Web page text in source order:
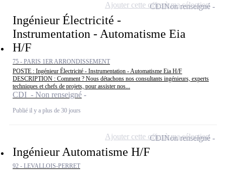
Ingénieur Électricité -
Instrumentation - Automatisme Eia
H/F
75 - PARIS 1ER ARRONDISSEMENT
POSTE : Ingénieur Électricité - Instrumentation - Automatisme Eia H/F
DESCRIPTION : Comment ? Nous détachons nos consultants ingénieurs, experts
techniques et chefs de projets, pour assister nos...
CDI - Non renseigné
Publié il y a plus de 30 jours
CDINon renseigné
Ajouter cette offre à ma sélection
Ingénieur Automatisme H/F
92 - LEVALLOIS-PERRET
CDINon renseigné
Ajouter cette offre à ma sélection